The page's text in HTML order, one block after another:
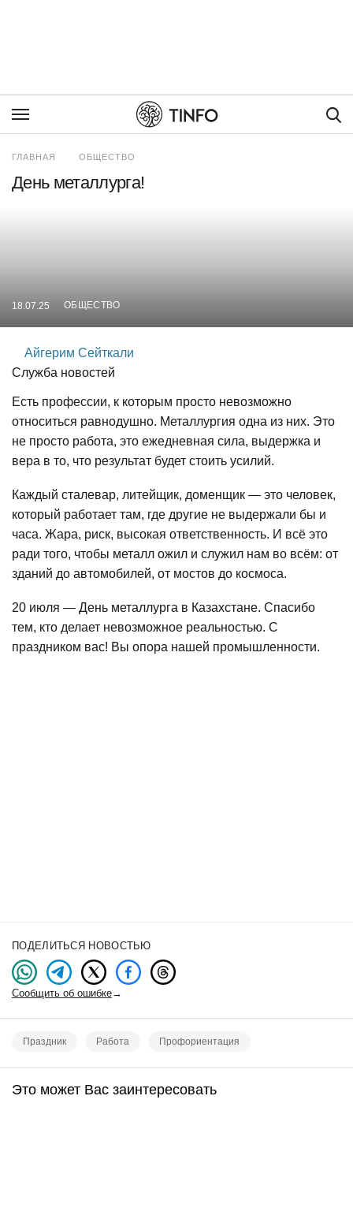
ГЛАВНАЯ ОБЩЕСТВО
День металлурга!
18.07.25 ОБЩЕСТВО
Айгерим Сейткали
Служба новостей
Есть профессии, к которым просто невозможно
относиться равнодушно. Металлургия одна из них. Это
не просто работа, это ежедневная сила, выдержка и
вера в то, что результат будет стоить усилий.
Каждый сталевар, литейщик, доменщик — это человек,
который работает там, где другие не выдержали бы и
часа. Жара, риск, высокая ответственность. И всё это
ради того, чтобы металл ожил и служил нам во всём: от
зданий до автомобилей, от мостов до космоса.
20 июля — День металлурга в Казахстане. Спасибо
тем, кто делает невозможное реальностью. С
праздником вас! Вы опора нашей промышленности.
ПОДЕЛИТЬСЯ НОВОСТЬЮ
Сообщить об ошибке→
Праздник Работа Профориентация
Это может Вас заинтересовать